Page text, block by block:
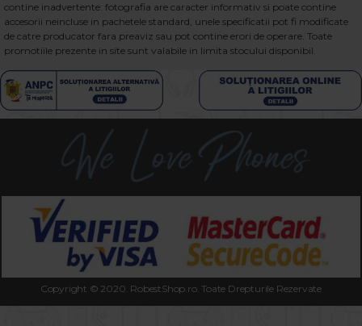
contine inadvertente: fotografia are caracter informativ si poate contine
accesorii neincluse in pachetele standard, unele specificatii pot fi modificate
de catre producator fara preaviz sau pot contine erori de operare. Toate
promotiile prezente in site sunt valabile in limita stocului disponibil.
Copyright © 2020. RobestShop.ro. Toate Drepturile Rezervate